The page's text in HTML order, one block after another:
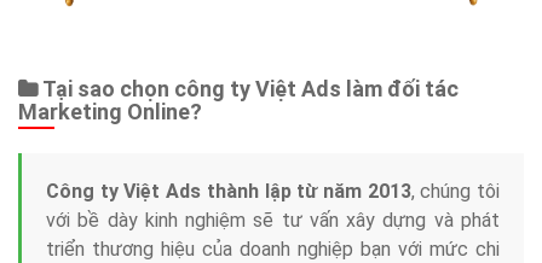
Tại sao chọn công ty Việt Ads làm đối tác
Marketing Online?
Công ty Việt Ads thành lập từ năm 2013, chúng tôi
với bề dày kinh nghiệm sẽ tư vấn xây dựng và phát
triển thương hiệu của doanh nghiệp bạn với mức chi